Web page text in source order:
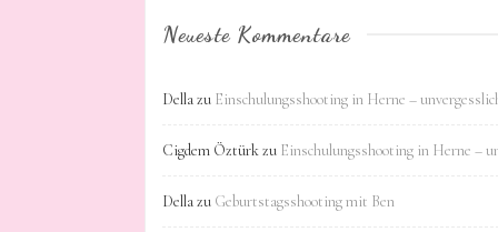
Neueste Kommentare
Dellazu Einschulungsshooting in Herne –
Cigdem Öztürkzu Einschulungsshooting in Herne –
Dellazu Geburtstagsshooting mit Ben